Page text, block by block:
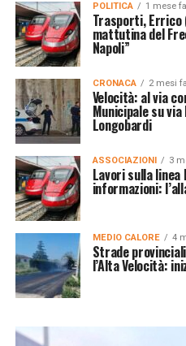
POLITICA 1 mese fa
Trasporti, Errico
mattutina del
Napoli”
CRONACA 2 mesi fa
Velocità: al via
Municipale su
Longobardi
ASSOCIAZIONI 3
Lavori sulla linea
informazioni:
MEDIO CALORE 4
Strade
l’Alta Velocità: